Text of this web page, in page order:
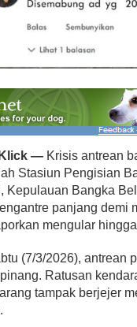
— Krisis antrean
Stasiun Pengisian
Kepulauan Bangka
panjang demi
mengular
(7/3/2026), antrean
Ratusan
tampak berjejer